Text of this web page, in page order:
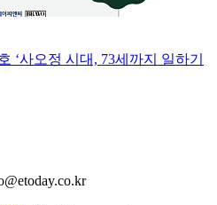
‘사오정 시대, 73세까지 일하기